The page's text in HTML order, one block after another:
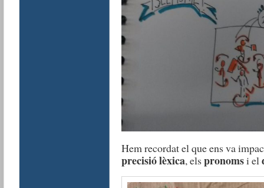
Hem recordat el que ens va
precisió lèxica, elspronomsi el